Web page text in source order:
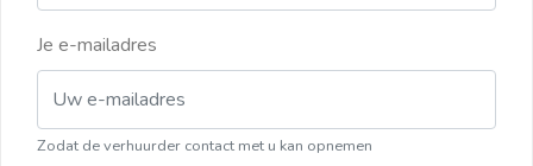
Je e-mailadres
Zodat de verhuurder contact met u kan opnemen